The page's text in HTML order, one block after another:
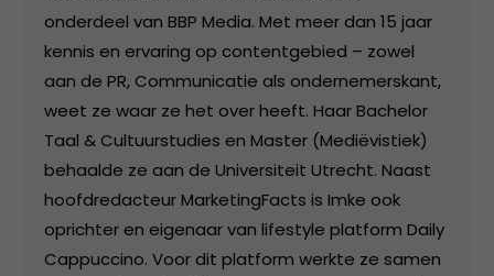
onderdeel van BBP Media. Met meer dan 15 jaar
kennis en ervaring op contentgebied – zowel
aan de PR, Communicatie als ondernemerskant,
weet ze waar ze het over heeft. Haar Bachelor
Taal & Cultuurstudies en Master (Mediëvistiek)
behaalde ze aan de Universiteit Utrecht. Naast
hoofdredacteur MarketingFacts is Imke ook
oprichter en eigenaar van lifestyle platform Daily
Cappuccino. Voor dit platform werkte ze samen